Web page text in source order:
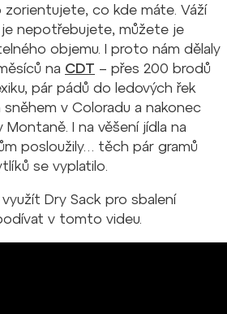
zorientujete, co kde máte. Váží
je nepotřebujete, můžete je
objemu. I proto nám dělaly
na CDT – přes 200 brodů
pár pádů do ledových řek
v Coloradu a nakonec
I na věšení jídla na
posloužily… těch pár gramů
se vyplatilo.
Dry Sack pro sbalení
v tomto videu.